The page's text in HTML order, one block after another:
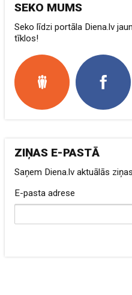
SEKO MUMS
Seko līdzi portāla Diena.lv
tīklos!
ZIŅAS E-PASTĀ
Saņem Diena.lv aktuālās
E-pasta adrese